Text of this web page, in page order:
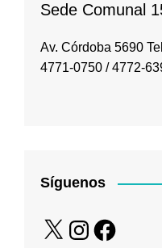
Sede Comunal
Av. Córdoba 5690
4771-0750 / 4772-
Síguenos
X InstagramFacebook